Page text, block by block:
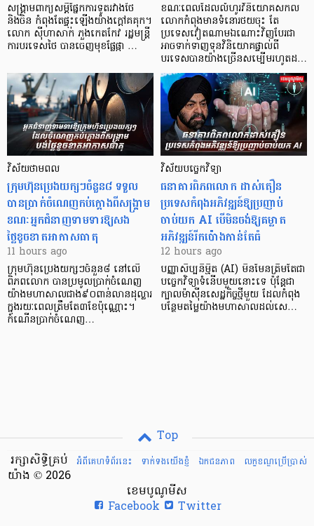
សង្គ្រាមពាក្យសម្តីផ្នែកការទូតរវាងថៃ
និងចិន កំពុងតែផ្ទុះឡើងយ៉ាងក្តៅគគុក។
លោក ស៊ីហាសាក់ ភួងកេតកែវ រដ្ឋមន្ត្រី
ការបរទេសថៃ បានចេញមុខផ្លែផ្កា …
ខណៈពេលដែលលំហូរវិនិយោគសកល
លោកកំពុងមានទំនោរថយចុះ តែ
ប្រទេសវៀតណាមឯណោះវិញបែរជា
អាចទាក់ទាញទុនវិនិយោគផ្ទាល់ពី
បរទេសបានយ៉ាងច្រើនសម្បើមរហូតដ…
វិស័យថាមពល
ក្រុមហ៊ុនប្រេងយក្សៗចំនួន៨ ទទួល
បានប្រាក់ចំណេញកប់ក្តោងពីសង្គ្រាម
ខណៈអ្នកជំនាញទាមទារឱ្យសង
ថ្លៃខូចខាតអាកាសធាតុ
11 hours ago
ក្រុមហ៊ុនប្រេងយក្សៗចំនួន៨ នៅលើ
ពិភពលោក បានប្រមូលប្រាក់ចំណេញ
យ៉ាងមហាសាលជាង៩០ពាន់លានដុល្លារ
ក្នុងរយៈពេលត្រឹមតែ៣ខែប៉ុណ្ណោះ។
កំណើនប្រាក់ចំណេញ…
វិស័យបច្ចេកវិទ្យា
ធនាគារពិភពលោក ដាស់តឿន
ប្រទេសកំពុងអភិវឌ្ឍន៍ឱ្យប្រញាប់
ចាប់យក AI បើមិនចង់ឱ្យគម្លាត
អភិវឌ្ឍន៍រីកប៉ោងកាន់តែធំ
12 hours ago
បញ្ញាសិប្បនិម្មិត (AI) មិនមែនត្រឹមតែជា
បច្ចេកវិទ្យាទំនើបមួយនោះទេ ប៉ុន្តែជា
ក្បាលម៉ាស៊ីនសេដ្ឋកិច្ចថ្មីមួយ ដែលកំពុង
បន្ថែមតម្លៃយ៉ាងមហាសាលដល់សេ…
Top
អំពីគេហទំព័រនេះ
ទាក់ទងយើងខ្ញំ ឯកជនភាព លក្ខខណ្ឌ​ប្រើ​ប្រាស់
រក្សាសិទ្ធិគ្រប់
យ៉ាង © 2026
ខេមបូណូមីស
Facebook
Twitter